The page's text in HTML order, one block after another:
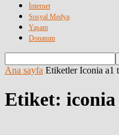
İnternet
Sosyal Medya
Yaşam
Donanım
Ana sayfa Etiketler Iconia a1
Etiket: iconia